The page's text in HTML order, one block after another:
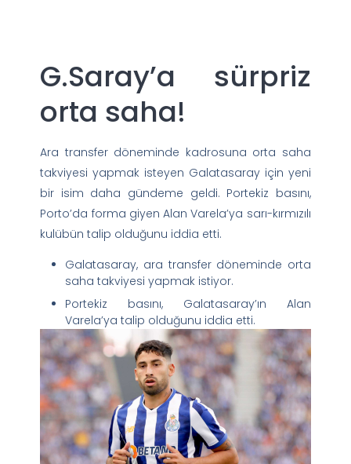
G.Saray’a sürpriz
orta saha!
Ara transfer döneminde kadrosuna orta saha
takviyesi yapmak isteyen Galatasaray için yeni
bir isim daha gündeme geldi. Portekiz basını,
Porto’da forma giyen Alan Varela’ya sarı-kırmızılı
kulübün talip olduğunu iddia etti.
Galatasaray, ara transfer döneminde orta
saha takviyesi yapmak istiyor.
Portekiz basını, Galatasaray’ın Alan
Varela’ya talip olduğunu iddia etti.